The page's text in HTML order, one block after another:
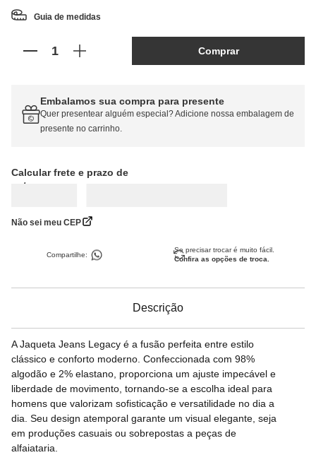
Guia de medidas
Comprar
Embalamos sua compra para presente
Quer presentear alguém especial? Adicione nossa embalagem de
presente no carrinho.
Calcular frete
Não sei meu CEP
Compartilhe:
Se precisar trocar é muito fácil.
Confira as opções de troca.
Descrição
A Jaqueta Jeans Legacy é a fusão perfeita entre estilo
clássico e conforto moderno. Confeccionada com 98%
algodão e 2% elastano, proporciona um ajuste impecável e
liberdade de movimento, tornando-se a escolha ideal para
homens que valorizam sofisticação e versatilidade no dia a
dia. Seu design atemporal garante um visual elegante, seja
em produções casuais ou sobrepostas a peças de
alfaiataria.